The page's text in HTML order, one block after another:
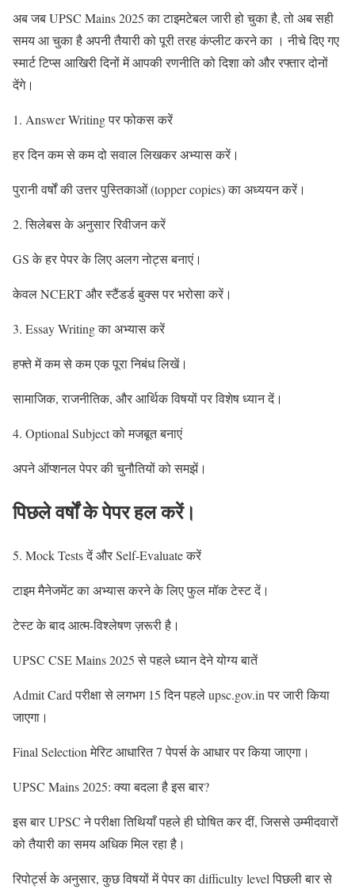
अब जब UPSC Mains 2025 का टाइमटेबल जारी हो चुका है, तो अब सही
समय आ चुका है अपनी तैयारी को पूरी तरह कंप्लीट करने का । नीचे दिए गए
स्मार्ट टिप्स आखिरी दिनों में आपकी रणनीति को दिशा को और रफ्तार दोनों
देंगे।
1. Answer Writing पर फोकस करें
हर दिन कम से कम दो सवाल लिखकर अभ्यास करें।
पुरानी वर्षों की उत्तर पुस्तिकाओं (topper copies) का अध्ययन करें।
2. सिलेबस के अनुसार रिवीजन करें
GS के हर पेपर के लिए अलग नोट्स बनाएं।
केवल NCERT और स्टैंडर्ड बुक्स पर भरोसा करें।
3. Essay Writing का अभ्यास करें
हफ्ते में कम से कम एक पूरा निबंध लिखें।
सामाजिक, राजनीतिक, और आर्थिक विषयों पर विशेष ध्यान दें।
4. Optional Subject को मजबूत बनाएं
अपने ऑप्शनल पेपर की चुनौतियों को समझें।
पिछले वर्षों के पेपर हल करें।
5. Mock Tests दें और Self-Evaluate करें
टाइम मैनेजमेंट का अभ्यास करने के लिए फुल मॉक टेस्ट दें।
टेस्ट के बाद आत्म-विश्लेषण ज़रूरी है।
UPSC CSE Mains 2025 से पहले ध्यान देने योग्य बातें
Admit Card परीक्षा से लगभग 15 दिन पहले upsc.gov.in पर जारी किया
जाएगा।
Final Selection मेरिट आधारित 7 पेपर्स के आधार पर किया जाएगा।
UPSC Mains 2025: क्या बदला है इस बार?
इस बार UPSC ने परीक्षा तिथियाँ पहले ही घोषित कर दीं, जिससे उम्मीदवारों
को तैयारी का समय अधिक मिल रहा है।
रिपोर्ट्स के अनुसार, कुछ विषयों में पेपर का difficulty level पिछली बार से